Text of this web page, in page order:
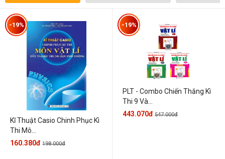
Kĩ Thuật Casio Chinh Phục Kì
Thi Mô...
-19%
160.380đ 198.000đ
PLT - Combo Chiến Thắng Kì
Thi 9 Và...
-19%
443.070đ 547.000đ